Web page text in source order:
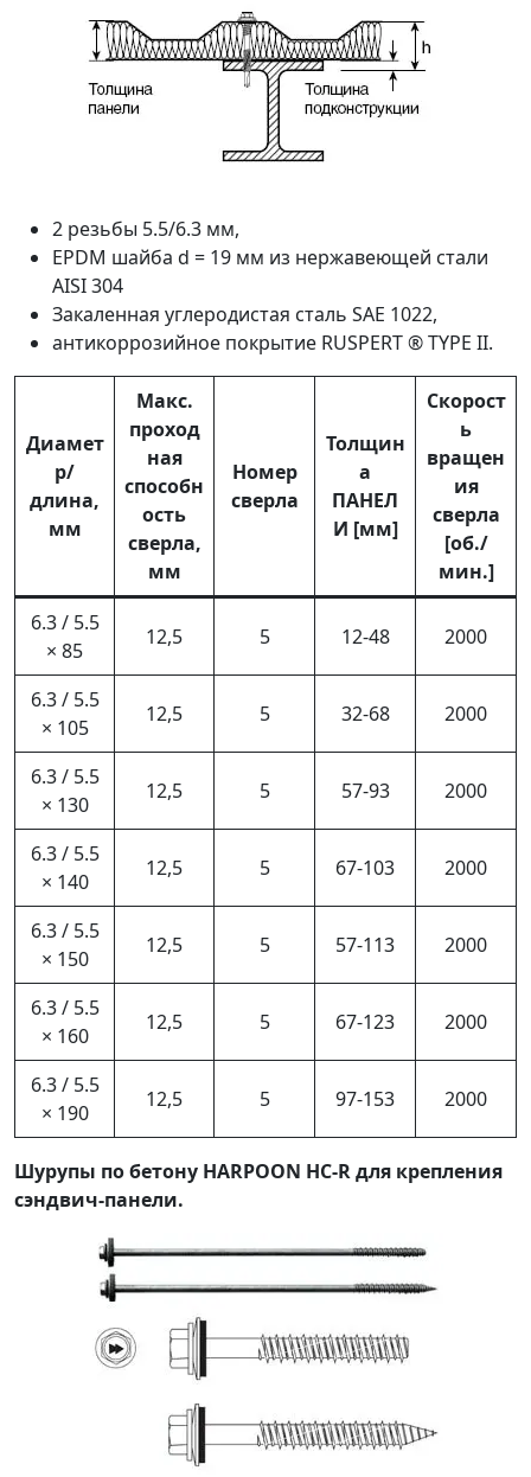
2 резьбы 5.5/6.3 мм,
EPDM шайба d = 19 мм из нержавеющей стали
AISI 304
Закаленная углеродистая сталь SAE 1022,
антикоррозийное покрытие RUSPERT ® TYPE II.
Диамет
р/
длина,
мм
Макс.
проход
ная
способн
ость
сверла,
мм
Номер
сверла
Толщин
а
ПАНЕЛ
И [мм]
Скорост
ь
вращен
ия
сверла
[об./
мин.]
6.3 / 5.5
× 85
12,5 5 12-48 2000
6.3 / 5.5
× 105
12,5 5 32-68 2000
6.3 / 5.5
× 130
12,5 5 57-93 2000
6.3 / 5.5
× 140
12,5 5 67-103 2000
6.3 / 5.5
× 150
12,5 5 57-113 2000
6.3 / 5.5
× 160
12,5 5 67-123 2000
6.3 / 5.5
× 190
12,5 5 97-153 2000
Шурупы по бетону HARPOON HC-R для крепления
сэндвич-панели.